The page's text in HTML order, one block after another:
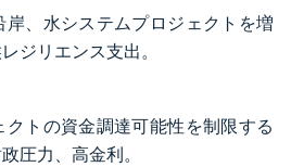
岸、水システムプロジェクトを増
ジリエンス支出。
クトの資金調達可能性を制限する
圧力、高金利。